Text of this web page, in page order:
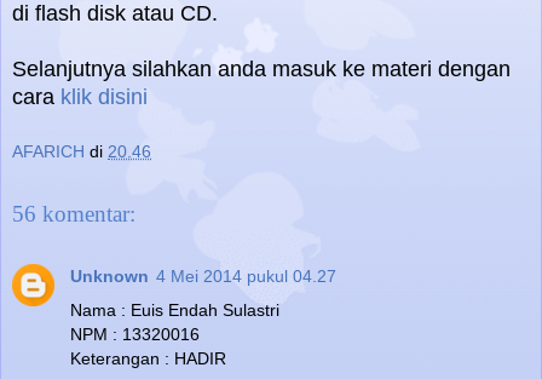
di flash disk atau CD.
Selanjutnya silahkan anda masuk ke materi dengan
cara klik disini
AFARICH di 20.46
56 komentar:
Unknown 4 Mei 2014 pukul 04.27
Nama : Euis Endah Sulastri
NPM : 13320016
Keterangan : HADIR